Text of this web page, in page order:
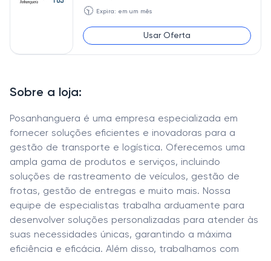
Sobre a loja:
Posanhanguera é uma empresa especializada em
fornecer soluções eficientes e inovadoras para a
gestão de transporte e logística. Oferecemos uma
ampla gama de produtos e serviços, incluindo
soluções de rastreamento de veículos, gestão de
frotas, gestão de entregas e muito mais. Nossa
equipe de especialistas trabalha arduamente para
desenvolver soluções personalizadas para atender às
suas necessidades únicas, garantindo a máxima
eficiência e eficácia. Além disso, trabalhamos com
🕥 Expira: em um mês
Usar Oferta